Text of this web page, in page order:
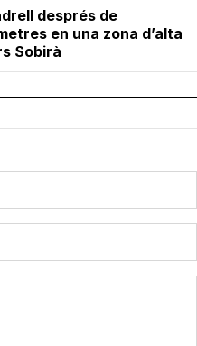
després de
en una zona d’alta
Sobirà